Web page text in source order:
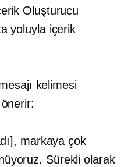
Oluşturucu
yoluyla içerik
kelimesi
markaya çok
Sürekli olarak